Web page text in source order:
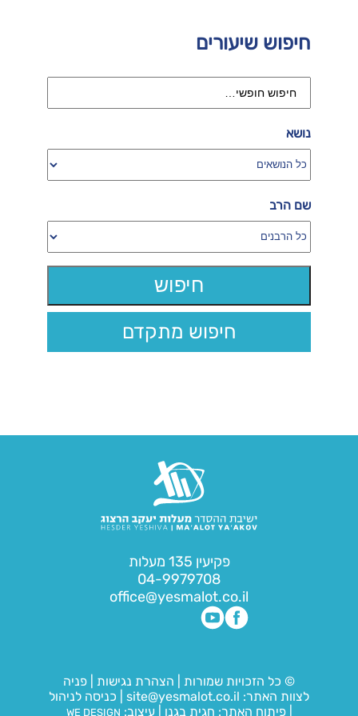
חיפוש שיעורים
נושא
שם הרב
חיפוש מתקדם
פקיעין 135 מעלות
04-9979708
office@yesmalot.co.il
© כל הזכויות שמורות הצהרת נגישות
פניה
לצוות האתר: site@yesmalot.co.il
כניסה לניהול
|פיתוח האתר: חגית בגנו עיצוב: WE DESIGN